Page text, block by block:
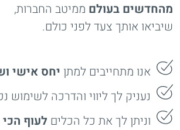
מהחדשים בעולם ממיטב החברות,
שיביאו אותך צעד לפני כולם.
אנו מתחייבים למתן יחס אישי
נעניק לך ליווי והדרכה לשימוש
וניתן לך את כל הכלים לעוף